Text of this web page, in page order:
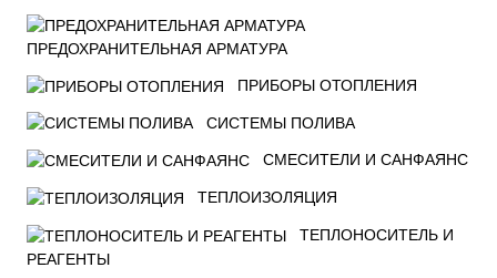
ПРЕДОХРАНИТЕЛЬНАЯ АРМАТУРА
ПРИБОРЫ ОТОПЛЕНИЯ
СИСТЕМЫ ПОЛИВА
СМЕСИТЕЛИ И САНФАЯНС
ТЕПЛОИЗОЛЯЦИЯ
ТЕПЛОНОСИТЕЛЬ И
РЕАГЕНТЫ